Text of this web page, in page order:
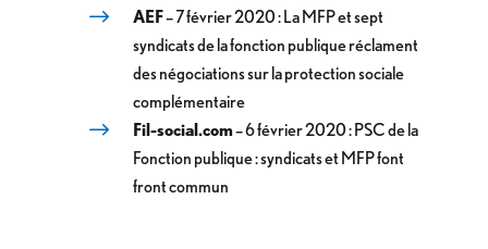
AEF– 7 février 2020 : La MFP et sept
syndicats de la fonction publique réclament
des négociations sur la protection sociale
complémentaire
Fil-social.com– 6 février 2020 : PSC de la
Fonction publique : syndicats et MFP font
front commun